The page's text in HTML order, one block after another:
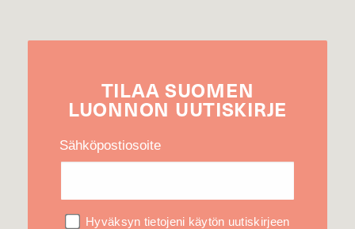
TILAA SUOMEN
LUONNON UUTIS­KIRJE
Sähköpostiosoite
Hyväksyn tietojeni käytön uutiskirjeen